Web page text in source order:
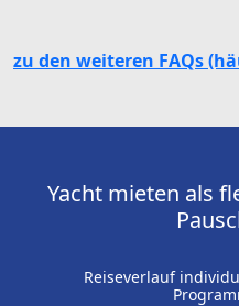
zu den weiteren FAQs
Yacht mieten als
Reiseverlauf